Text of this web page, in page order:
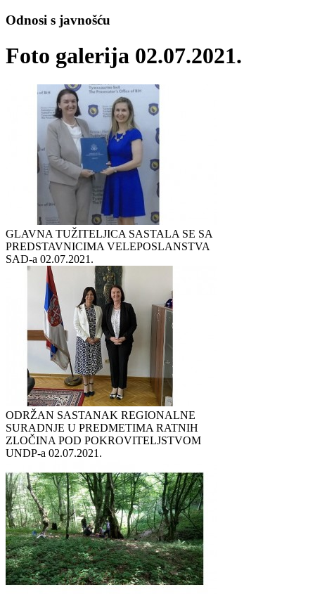
Odnosi s javnošću
Foto galerija 02.07.2021.
GLAVNA TUŽITELJICA SASTALA SE SA
PREDSTAVNICIMA VELEPOSLANSTVA
SAD-a 02.07.2021.
ODRŽAN SASTANAK REGIONALNE
SURADNJE U PREDMETIMA RATNIH
ZLOČINA POD POKROVITELJSTVOM
UNDP-a 02.07.2021.